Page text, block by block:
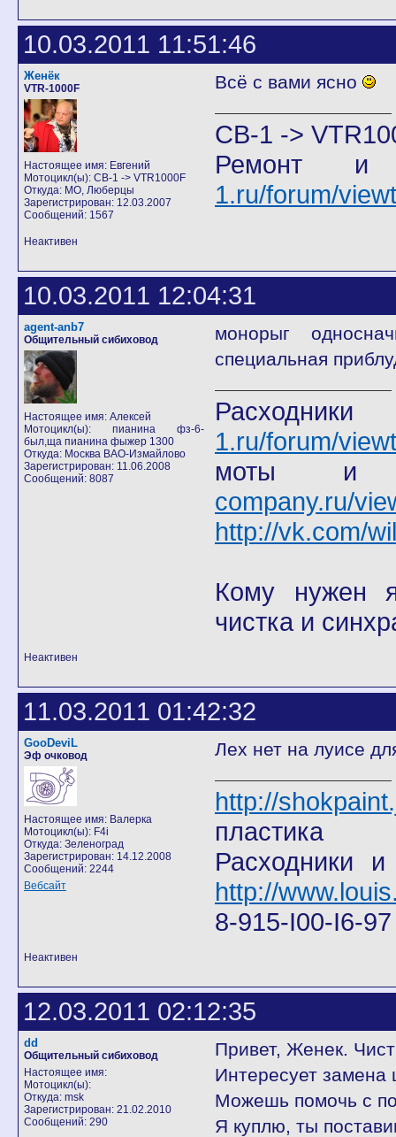
10.03.2011 11:51:46
Женёк
VTR-1000F
Настоящее имя: Евгений
Мотоцикл(ы): CB-1 -> VTR1000F
Откуда: МО, Люберцы
Зарегистрирован: 12.03.2007
Сообщений: 1567
Всё с вами ясно
CB-1 ->
Ремонт и
1.ru/forum/
Неактивен
10.03.2011 12:04:31
agent-anb7
Общительный сибиховод
Настоящее имя: Алексей
Мотоцикл(ы): пианина фз-6-
был,ща пианина фыжер 1300
Откуда: Москва ВАО-Измайлово
Зарегистрирован: 11.06.2008
Сообщений: 8087
монорыг
специальная
1.ru/forum/
company.ru/
http://vk.com/
Кому нужен
чистка и
Неактивен
11.03.2011 01:42:32
GooDeviL
Эф очковод
Настоящее имя: Валерка
Мотоцикл(ы): F4i
Откуда: Зеленоград
Зарегистрирован: 14.12.2008
Сообщений: 2244
Вебсайт
Лех нет на луисе
http://
пластика
Расходники
http://
8-915-I00-I6-
Неактивен
12.03.2011 02:12:35
dd
Общительный сибиховод
Настоящее имя:
Мотоцикл(ы):
Откуда: msk
Зарегистрирован: 21.02.2010
Сообщений: 290
Привет, Женек.
Интересует замена
Можешь помочь с
Я куплю, ты